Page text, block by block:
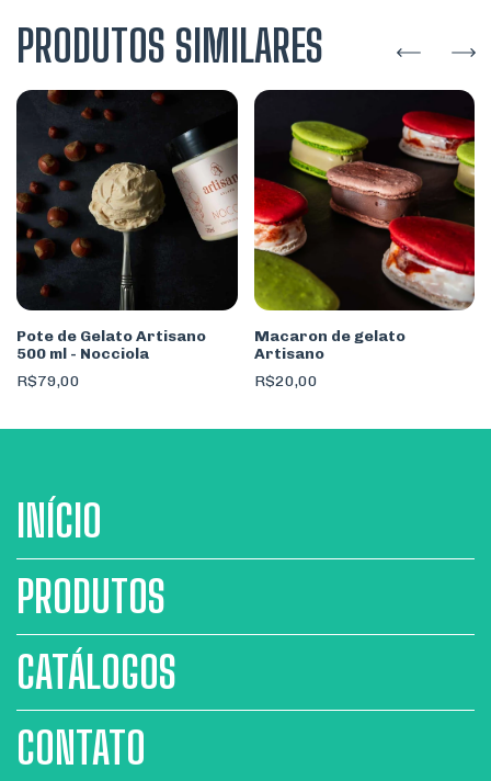
PRODUTOS SIMILARES
Pote de Gelato Artisano
500 ml - Nocciola
R$79,00
Macaron de gelato
Artisano
R$20,00
INÍCIO
PRODUTOS
CATÁLOGOS
CONTATO